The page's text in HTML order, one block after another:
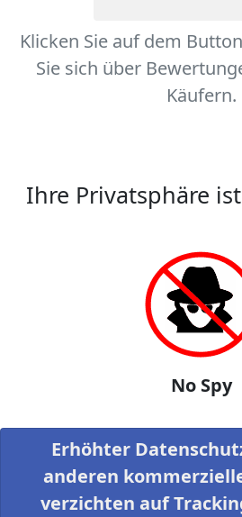
Klicken Sie auf dem
Sie sich über
Käufern.
Ihre Privatsphäre
No Spy
Erhöhter
anderen
verzichten auf